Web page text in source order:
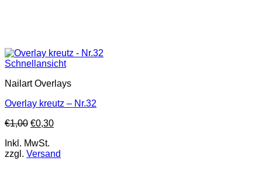
Schnellansicht
Nailart Overlays
Overlay kreutz – Nr.32
€1,00 €0,30
Inkl. MwSt.
zzgl. Versand